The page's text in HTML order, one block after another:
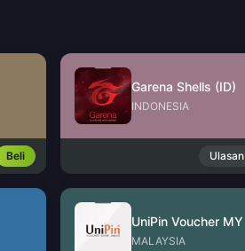
Beli
Garena Shells (ID)
INDONESIA
Ulasan
UniPin Voucher MY
MALAYSIA